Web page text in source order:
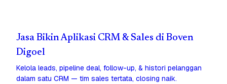
Jasa Bikin Aplikasi CRM & Sales di Boven
Digoel
Kelola leads, pipeline deal, follow-up, & histori pelanggan
dalam satu CRM — tim sales tertata, closing naik.